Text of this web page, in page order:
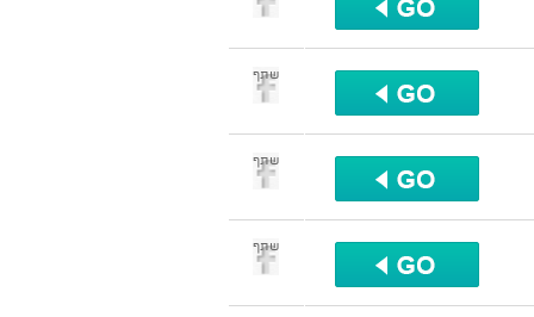
שתף
שתף
שתף